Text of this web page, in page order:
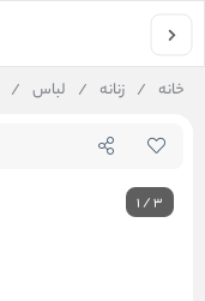
خانه / زنانه / لباس /
1/3